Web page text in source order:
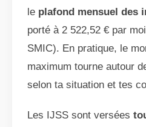
le plafond mensuel des
porté à 2 522,52 € par
SMIC). En pratique, le
maximum tourne autour
selon ta situation et tes
Les IJSS sont versées